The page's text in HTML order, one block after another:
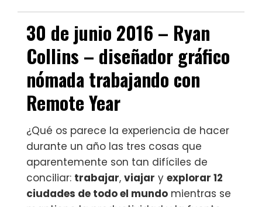
30 de junio 2016 – Ryan
Collins – diseñador gráfico
nómada trabajando con
Remote Year
¿Qué os parece la experiencia de hacer
durante un año las tres cosas que
aparentemente son tan difíciles de
conciliar: ‪‎trabajar‬, ‪‎ viajar ‬ y ‪ explorar‬ 12
ciudades de todo el mundo mientras se